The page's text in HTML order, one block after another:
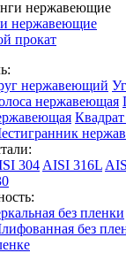
нержавеющие
прокат
нержавеющий
нержавеющая
304 AISI 316L
без пленки
без